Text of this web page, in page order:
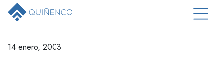
14 enero, 2003